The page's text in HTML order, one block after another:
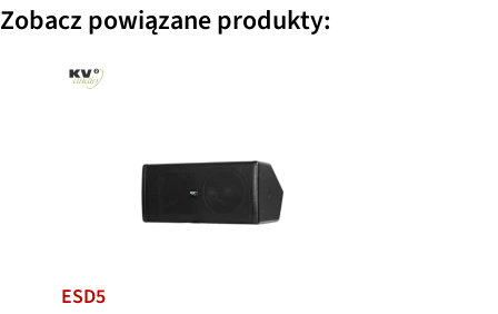
Zobacz powiązane produkty:
ESD5